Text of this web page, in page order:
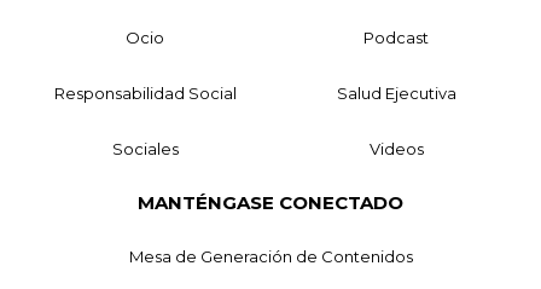
Ocio Podcast
Responsabilidad Social Salud Ejecutiva
Sociales Videos
MANTÉNGASE CONECTADO
Mesa de Generación de Contenidos